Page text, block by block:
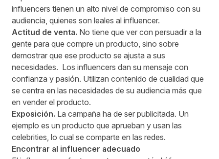
influencers tienen un alto nivel de compromiso con su
audiencia, quienes son leales al influencer.
Actitud de venta. No tiene que ver con persuadir a la
gente para que compre un producto, sino sobre
demostrar que ese producto se ajusta a sus
necesidades. Los influencers dan su mensaje con
confianza y pasión. Utilizan contenido de cualidad que
se centra en las necesidades de su audiencia más que
en vender el producto.
Exposición. La campaña ha de ser publicitada. Un
ejemplo es un producto que aprueban y usan las
celebrities, lo cual se comparte en las redes.
Encontrar al influencer adecuado